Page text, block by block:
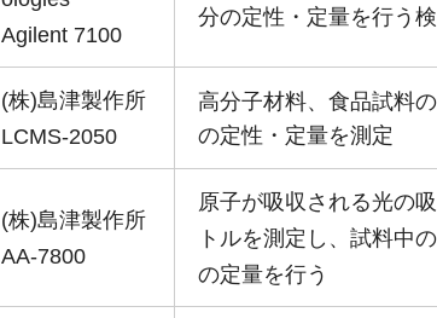
Agilent 7100
分の定性・定量を行う
(株)島津製作所
LCMS-2050
高分子材料、食品試料
の定性・定量を測定
(株)島津製作所
AA-7800
原子が吸収される光の
トルを測定し、試料中
の定量を行う